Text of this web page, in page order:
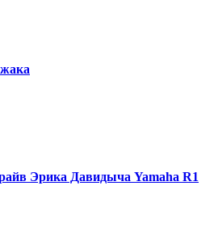
Эрика Давидыча Yamaha R1